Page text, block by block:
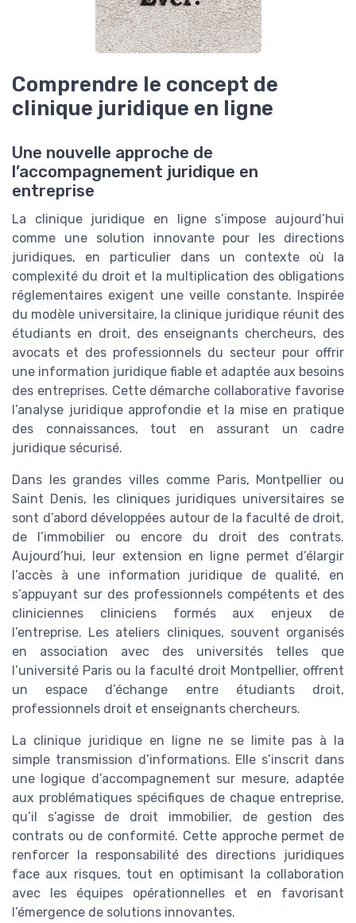
Comprendre le concept de
clinique juridique en ligne
Une nouvelle approche de
l’accompagnement juridique en
entreprise
La clinique juridique en ligne s’impose aujourd’hui
comme une solution innovante pour les directions
juridiques, en particulier dans un contexte où la
complexité du droit et la multiplication des obligations
réglementaires exigent une veille constante. Inspirée
du modèle universitaire, la clinique juridique réunit des
étudiants en droit, des enseignants chercheurs, des
avocats et des professionnels du secteur pour offrir
une information juridique fiable et adaptée aux besoins
des entreprises. Cette démarche collaborative favorise
l’analyse juridique approfondie et la mise en pratique
des connaissances, tout en assurant un cadre
juridique sécurisé.
Dans les grandes villes comme Paris, Montpellier ou
Saint Denis, les cliniques juridiques universitaires se
sont d’abord développées autour de la faculté de droit,
de l’immobilier ou encore du droit des contrats.
Aujourd’hui, leur extension en ligne permet d’élargir
l’accès à une information juridique de qualité, en
s’appuyant sur des professionnels compétents et des
cliniciennes cliniciens formés aux enjeux de
l’entreprise. Les ateliers cliniques, souvent organisés
en association avec des universités telles que
l’université Paris ou la faculté droit Montpellier, offrent
un espace d’échange entre étudiants droit,
professionnels droit et enseignants chercheurs.
La clinique juridique en ligne ne se limite pas à la
simple transmission d’informations. Elle s’inscrit dans
une logique d’accompagnement sur mesure, adaptée
aux problématiques spécifiques de chaque entreprise,
qu’il s’agisse de droit immobilier, de gestion des
contrats ou de conformité. Cette approche permet de
renforcer la responsabilité des directions juridiques
face aux risques, tout en optimisant la collaboration
avec les équipes opérationnelles et en favorisant
l’émergence de solutions innovantes.